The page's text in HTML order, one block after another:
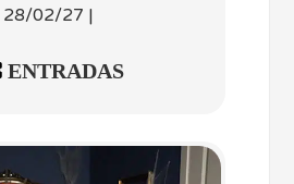
28/02/27 |
ENTRADAS